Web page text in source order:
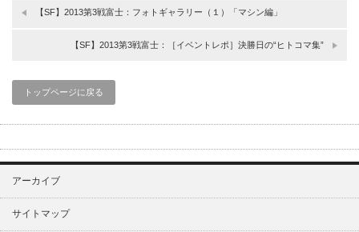
【SF】2013第3戦富士：フォトギャラリー（１）「マシン編」
【SF】2013第3戦富士：［イベントレポ］決勝日の“ヒトコマ集”
トップページに戻る
アーカイブ
サイトマップ